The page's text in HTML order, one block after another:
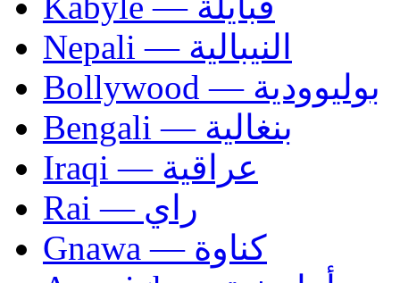
Nepali — النيبالية
Bollywood — بوليوودية
Bengali — بنغالية
Iraqi — عراقية
Rai — راي
Gnawa — كناوة